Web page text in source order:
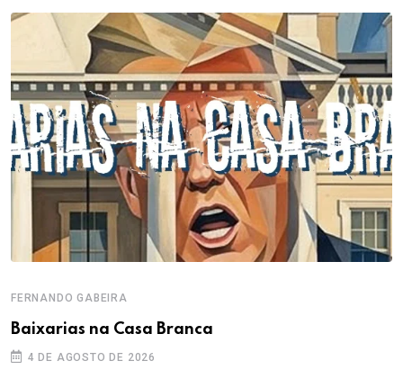
FERNANDO GABEIRA
Baixarias na Casa Branca
4 DE AGOSTO DE 2026